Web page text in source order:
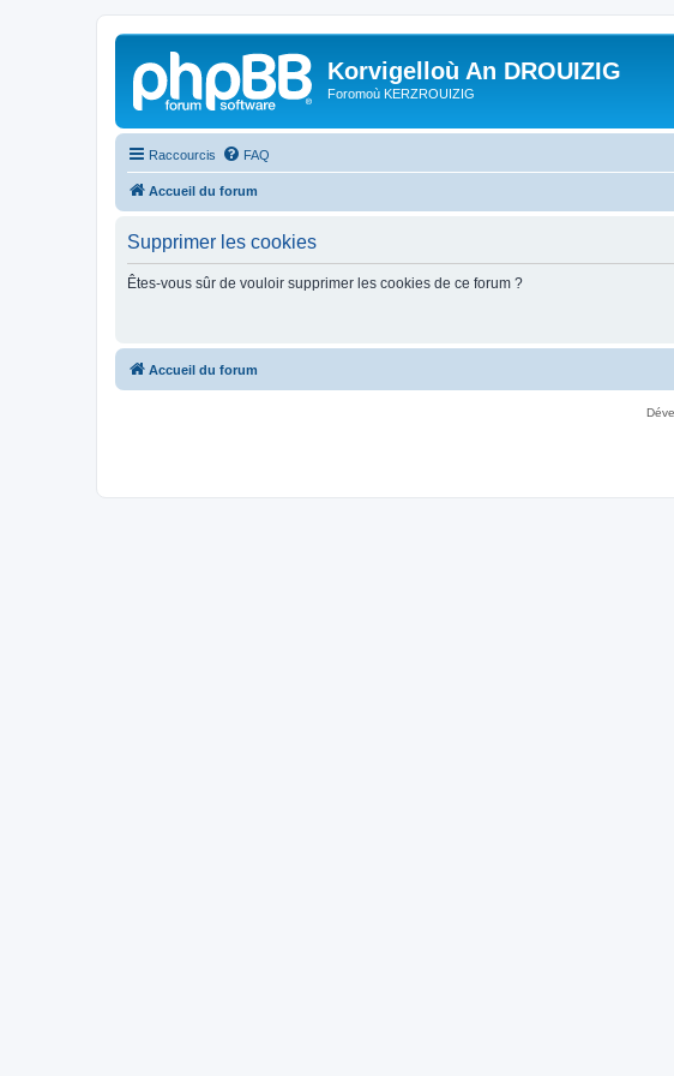
Korvigelloù An DROUIZIG
Foromoù KERZROUIZIG
Raccourcis FAQ
Accueil du forum
Supprimer les cookies
Êtes-vous sûr de vouloir supprimer les cookies de ce forum ?
Accueil du forum